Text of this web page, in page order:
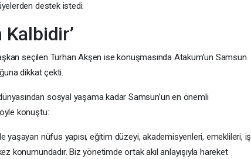
destek istedi.
Kalbidir’
seçilen Turhan Akşen ise konuşmasında Atakum’un Samsun
dikkat çekti.
sosyal yaşama kadar Samsun’un en önemli
konuştu:
yaşayan nüfus yapısı, eğitim düzeyi, akademisyenleri, emeklileri, iş
konumundadır. Biz yönetimde ortak akıl anlayışıyla hareket